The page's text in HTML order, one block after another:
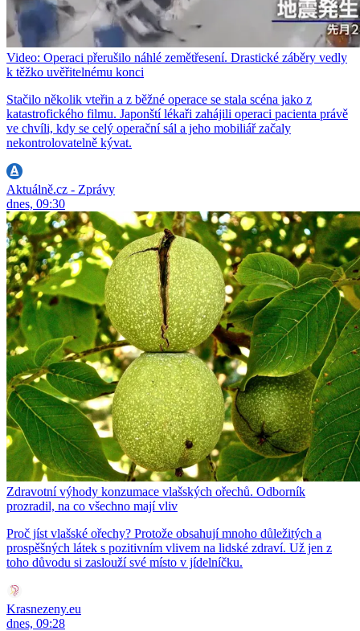
Video: Operaci přerušilo náhlé zemětřesení. Drastické záběry vedly
k těžko uvěřitelnému konci
Stačilo několik vteřin a z běžné operace se stala scéna jako z
katastrofického filmu. Japonští lékaři zahájili operaci pacienta právě
ve chvíli, kdy se celý operační sál a jeho mobiliář začaly
nekontrolovatelně kývat.
Aktuálně.cz - Zprávy
dnes, 09:30
Zdravotní výhody konzumace vlašských ořechů. Odborník
prozradil, na co všechno mají vliv
Proč jíst vlašské ořechy? Protože obsahují mnoho důležitých a
prospěšných látek s pozitivním vlivem na lidské zdraví. Už jen z
toho důvodu si zaslouží své místo v jídelníčku.
Krasnezeny.eu
dnes, 09:28